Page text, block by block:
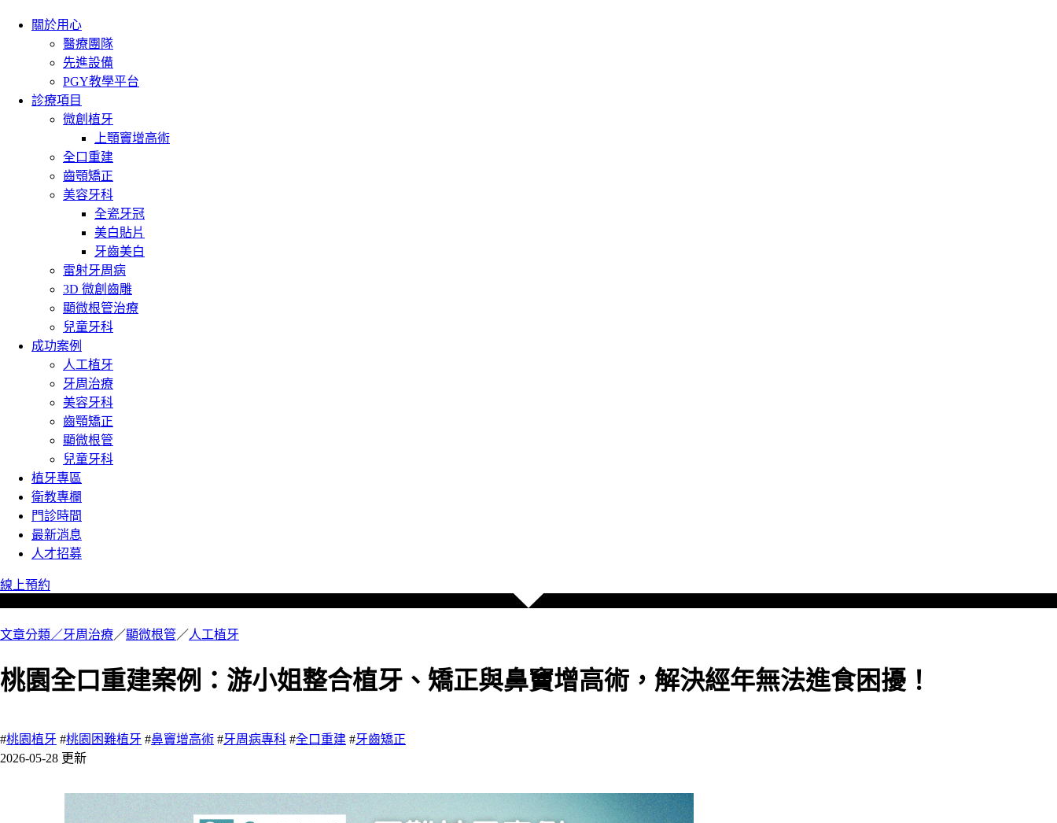
關於用心
醫療團隊
先進設備
PGY教學平台
診療項目
微創植牙
上顎竇增高術
全口重建
齒顎矯正
美容牙科
全瓷牙冠
美白貼片
牙齒美白
雷射牙周病
3D 微創齒雕
顯微根管治療
兒童牙科
成功案例
人工植牙
牙周治療
美容牙科
齒顎矯正
顯微根管
兒童牙科
植牙專區
衛教專欄
門診時間
最新消息
人才招募
線上預約
文章分類／牙周治療／顯微根管 ／人工植牙
桃園全口重建案例：游小姐整合植牙、矯正與鼻竇增高術，解決經年無法進食困擾！
#桃園植牙 #桃園困難植牙 #鼻竇增高術 #牙周病專科 #全口重建 #牙齒矯正
2026-05-28 更新